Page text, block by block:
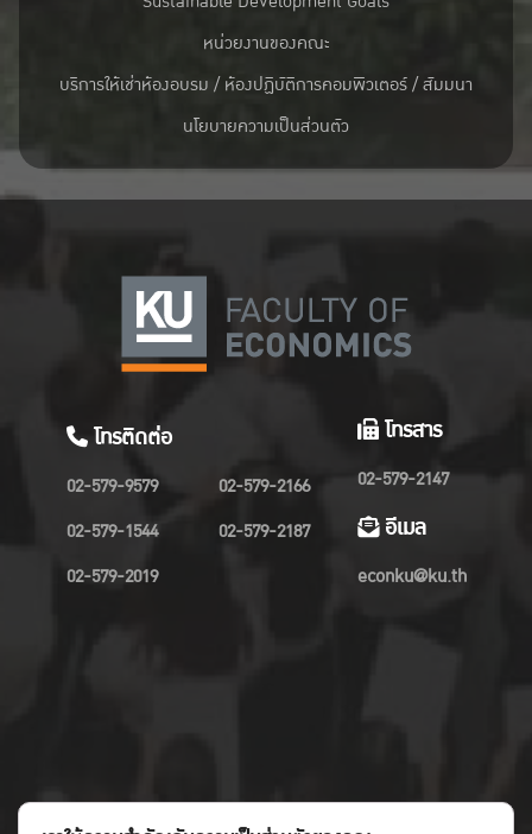
หน่วยงานของคณะ
บริการให้เช่าห้องอบรม / ห้องปฏิบัติการคอมพิวเตอร์ / สัมมนา
นโยบายความเป็นส่วนตัว
โทรติดต่อ
02-579-9579
02-579-1544
02-579-2019
02-579-2166
02-579-2187
โทรสาร
02-579-2147
อีเมล
econku@ku.th